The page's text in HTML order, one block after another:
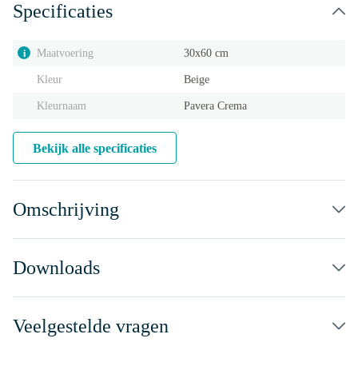
Specificaties
i Maatvoering 30x60 cm
Kleur Beige
Kleurnaam Pavera Crema
Bekijk alle specificaties
Omschrijving
Downloads
Veelgestelde vragen